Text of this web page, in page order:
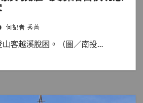
何記者 秀菁
客越溪脫困。（圖／南投...